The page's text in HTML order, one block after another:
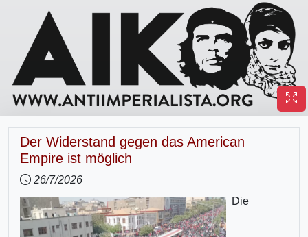
Der Widerstand gegen das American
Empire ist möglich
26/7/2026
Die